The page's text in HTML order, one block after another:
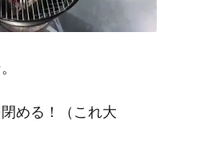
める！（これ大